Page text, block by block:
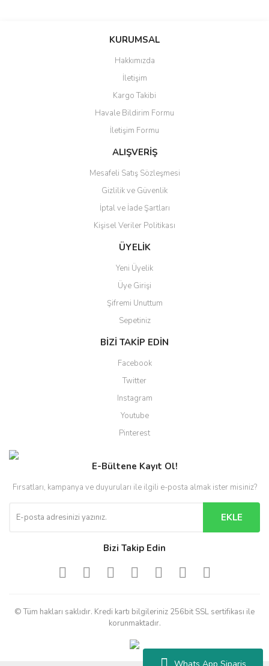
Whats App Sipariş
Bu ürüne ilk yorumu siz yapın!
Yorum Yaz
Ürün resmi kalitesiz, bozuk veya görüntülenemiyor.
Ürün açıklamasında eksik bilgiler bulunuyor.
Ürün bilgilerinde hatalar bulunuyor.
Ürün fiyatı diğer sitelerden daha pahalı.
Bu ürüne benzer farklı alternatifler olmalı.
Gönder
KURUMSAL
Hakkımızda
İletişim
Kargo Takibi
Havale Bildirim Formu
İletişim Formu
ALIŞVERİŞ
Mesafeli Satış Sözleşmesi
Gizlilik ve Güvenlik
İptal ve İade Şartları
Kişisel Veriler Politikası
ÜYELİK
Yeni Üyelik
Üye Girişi
Şifremi Unuttum
Sepetiniz
BİZİ TAKİP EDİN
Facebook
Twitter
Instagram
Youtube
Pinterest
E-Bültene Kayıt Ol!
Fırsatları, kampanya ve duyuruları ile ilgili e-posta almak ister misiniz?
EKLE
Bizi Takip Edin
© Tüm hakları saklıdır. Kredi kartı bilgileriniz 256bit SSL sertifikası ile
korunmaktadır.